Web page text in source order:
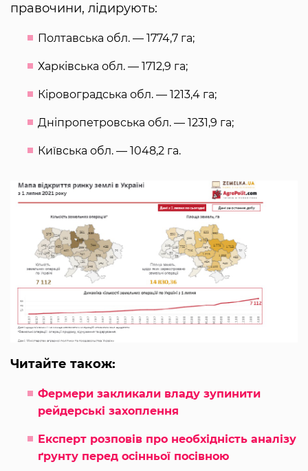
правочини, лідирують:
Полтавська обл. — 1774,7 га;
Харківська обл. — 1712,9 га;
Кіровоградська обл. — 1213,4 га;
Дніпропетровська обл. — 1231,9 га;
Київська обл. — 1048,2 га.
Читайте також:
Фермери закликали владу зупинити
рейдерські захоплення
Експерт розповів про необхідність аналізу
ґрунту перед осінньої посівною